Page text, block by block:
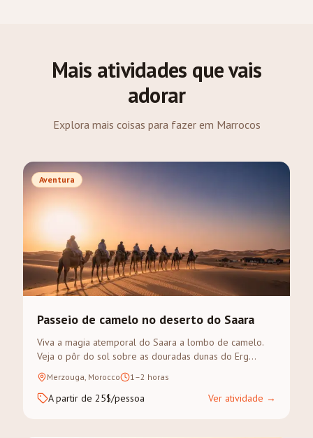
Mais atividades que vais
adorar
Explora mais coisas para fazer em Marrocos
Aventura
Passeio de camelo no deserto do Saara
Viva a magia atemporal do Saara a lombo de camelo.
Veja o pôr do sol sobre as douradas dunas do Erg
Chebbi num trek guiado.
Merzouga, Morocco 1–2 horas
A partir de 25$/pessoa Ver atividade →